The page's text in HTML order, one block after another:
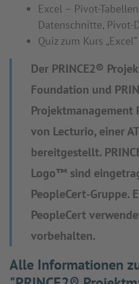
Excel – Pivot-
Datenschnitte, Pivot-
Quiz zum Kurs „Excel“
Der PRINCE2®
Foundation und
Projektmanagement
von Lecturio, einer
bereitgestellt.
Logo™ sind
PeopleCert-Gruppe.
PeopleCert
vorbehalten.
Alle Informationen